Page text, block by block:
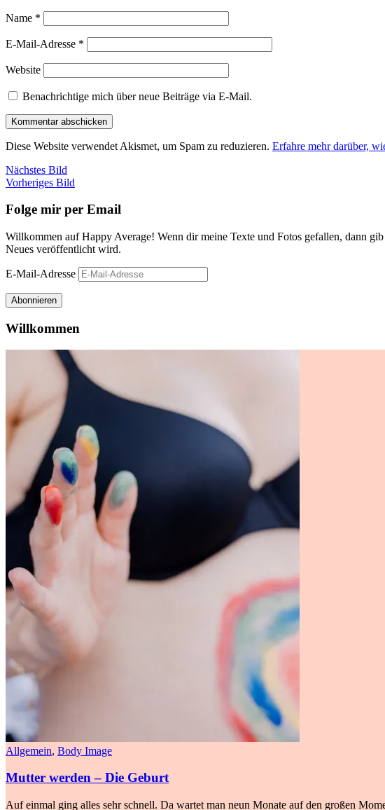
Name *
E-Mail-Adresse *
Website
Benachrichtige mich über neue Beiträge via E-Mail.
Diese Website verwendet Akismet, um Spam zu reduzieren. Erfahre mehr darüber,
Nächstes Bild
Vorheriges Bild
Folge mir per Email
Willkommen auf Happy Average! Wenn dir meine Texte und Fotos gefallen, dann
Neues veröffentlicht wird.
E-Mail-Adresse
Abonnieren
Willkommen
Allgemein, Body Image
Mutter werden – Die Geburt
Auf einmal ging alles sehr schnell. Da wartet man neun Monate auf den großen